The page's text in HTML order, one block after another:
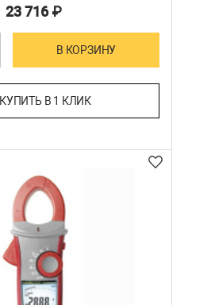
23 716₽
В КОРЗИНУ
КУПИТЬ В 1 КЛИК